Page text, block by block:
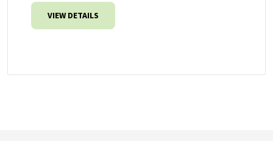
VIEW DETAILS